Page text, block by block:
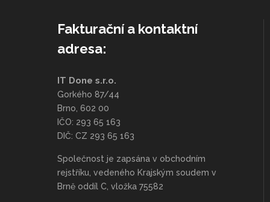
Fakturační a kontaktní
adresa:
IT Done s.r.o.
Gorkého 87/44
Brno, 602 00
IČO: 293 65 163
DIČ: CZ 293 65 163
Společnost je zapsána v obchodním
rejstříku, vedeného Krajským soudem v
Brně oddíl C, vložka 75582